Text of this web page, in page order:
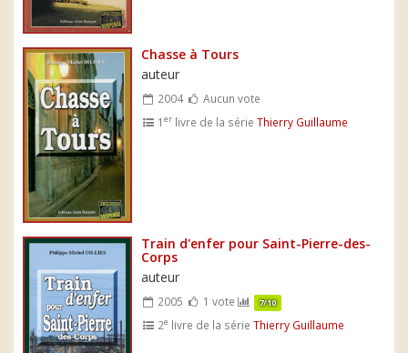
Chasse à Tours
auteur
2004
Aucun vote
1er livre de la sérieThierry Guillaume
Train d'enfer pour Saint-Pierre-des-
Corps
auteur
2005 1 vote 7/10
2e livre de la sérieThierry Guillaume